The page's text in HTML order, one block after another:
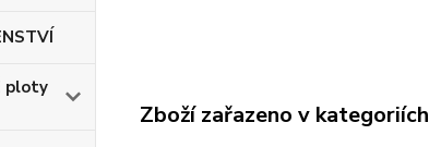
ploty
Zboží zařazeno v kategoriích